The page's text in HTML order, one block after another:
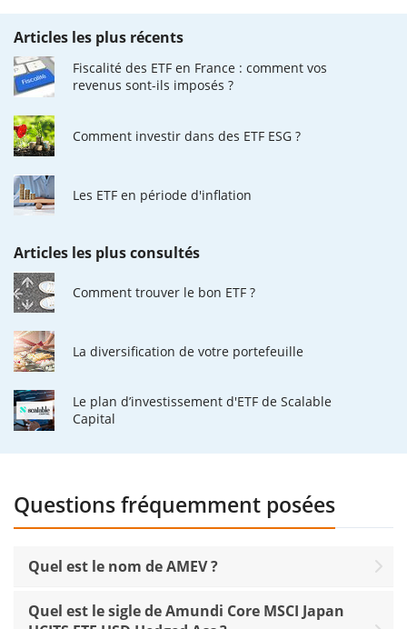
Articles les plus récents
Fiscalité des ETF en France : comment vos
revenus sont-ils imposés ?
Comment investir dans des ETF ESG ?
Les ETF en période d'inflation
Articles les plus consultés
Comment trouver le bon ETF ?
La diversification de votre portefeuille
Le plan d’investissement d'ETF de Scalable
Capital
Questions fréquemment posées
Quel est le nom de AMEV ?
Quel est le sigle de Amundi Core MSCI Japan